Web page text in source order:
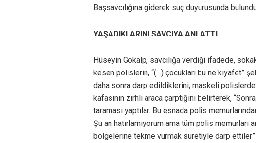
Başsavcılığına giderek suç duyurusunda
YAŞADIKLARINI SAVCIYA ANLATTI
Hüseyin Gökalp, savcılığa verdiği ifadede,
kesen polislerin, “(…) çocukları bu ne kıyafet”
daha sonra darp edildiklerini, maskeli
kafasının zırhlı araca çarptığını belirterek,
taraması yaptılar. Bu esnada polis
Şu an hatırlamıyorum ama tüm polis memurları
bölgelerine tekme vurmak suretiyle darp